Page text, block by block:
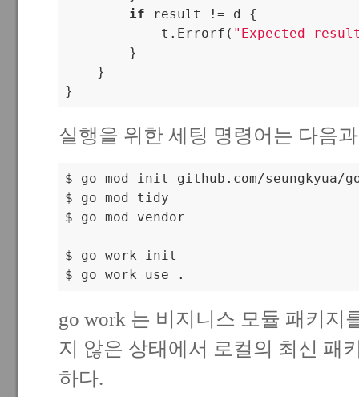
if result != d {
            t.Errorf(
"Expected
        }
    }
실행을 위한 세팅 명령어는 다음
$ go mod init github.com/seungkyua/
$ go mod tidy
$ go mod vendor
$ go work init
$ go work use .
go work 는 비지니스 모듈 패키지
지 않은 상태에서 로컬의 최신 패
하다.